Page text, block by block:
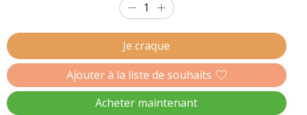
Je craque
Ajouter à la liste de souhaits
Acheter maintenant